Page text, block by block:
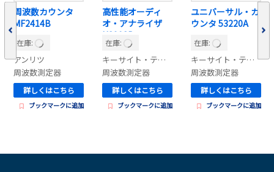
周波数カウンタ
MF2414B
在庫:
アンリツ
周波数測定器
詳しくはこちら
ブックマークに追加
高性能オーディ
オ・アナライザ
U8903B
在庫:
キーサイト・テクノロジー
周波数測定器
詳しくはこちら
ブックマークに追加
ユニバーサル・カ
ウンタ 53220A
在庫:
キーサイト・テクノロジー
周波数測定器
詳しくはこちら
ブックマークに追加